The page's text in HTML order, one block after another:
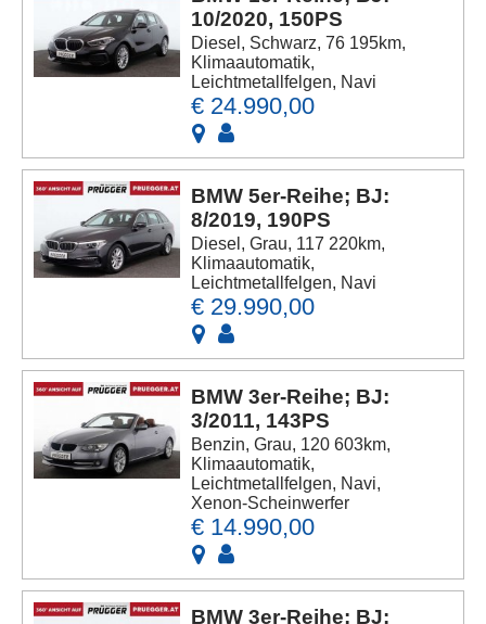
10/2020, 150PS
Diesel, Schwarz, 76 195km,
Klimaautomatik,
Leichtmetallfelgen, Navi
€ 24.990,00
BMW 5er-Reihe; BJ:
8/2019, 190PS
Diesel, Grau, 117 220km,
Klimaautomatik,
Leichtmetallfelgen, Navi
€ 29.990,00
BMW 3er-Reihe; BJ:
3/2011, 143PS
Benzin, Grau, 120 603km,
Klimaautomatik,
Leichtmetallfelgen, Navi,
Xenon-Scheinwerfer
€ 14.990,00
BMW 3er-Reihe; BJ: